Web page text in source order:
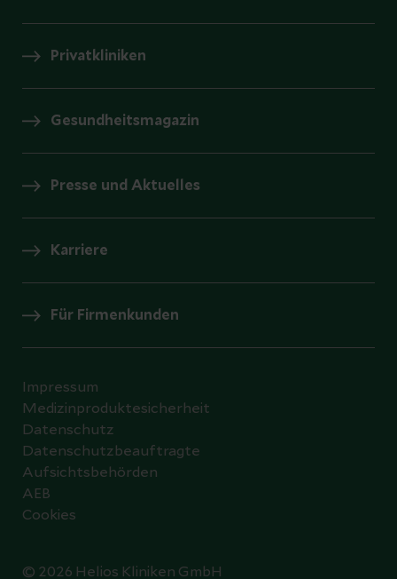
Privatkliniken
Gesundheitsmagazin
Presse und Aktuelles
Karriere
Für Firmenkunden
© 2026 Helios Kliniken GmbH
Impressum
Medizinproduktesicherheit
Datenschutz
Datenschutzbeauftragte
Aufsichtsbehörden
AEB
Cookies